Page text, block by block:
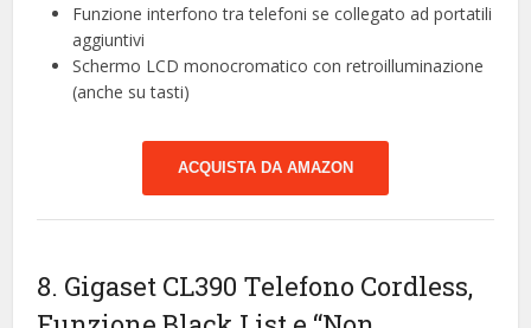
Funzione interfono tra telefoni se collegato ad portatili
aggiuntivi
Schermo LCD monocromatico con retroilluminazione
(anche su tasti)
ACQUISTA DA AMAZON
8. Gigaset CL390 Telefono Cordless,